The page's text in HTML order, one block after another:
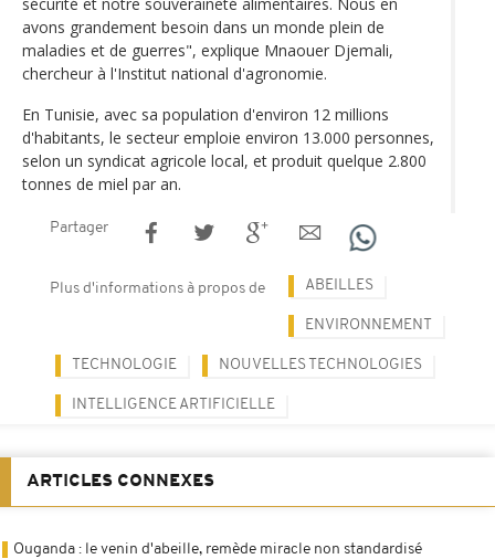
avons grandement besoin dans un monde plein de
maladies et de guerres", explique Mnaouer Djemali,
chercheur à l'Institut national d'agronomie.
En Tunisie, avec sa population d'environ 12 millions
d'habitants, le secteur emploie environ 13.000 personnes,
selon un syndicat agricole local, et produit quelque 2.800
tonnes de miel par an.
Partager
Plus d'informations à propos de ABEILLES
ENVIRONNEMENT
TECHNOLOGIE NOUVELLES TECHNOLOGIES
INTELLIGENCE ARTIFICIELLE
ARTICLES CONNEXES
Ouganda : le venin d'abeille, remède miracle non standardisé